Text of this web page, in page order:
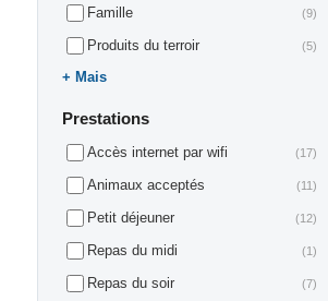
Famille (9)
Produits du terroir (5)
Mais
Prestations
Accès internet par wifi (17)
Animaux acceptés (11)
Petit déjeuner (12)
Repas du midi (1)
Repas du soir (7)